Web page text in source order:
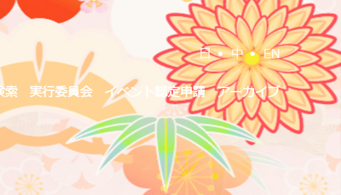
日 • 中 • EN
索 実行委員会 イベント認定申請 アーカイブ